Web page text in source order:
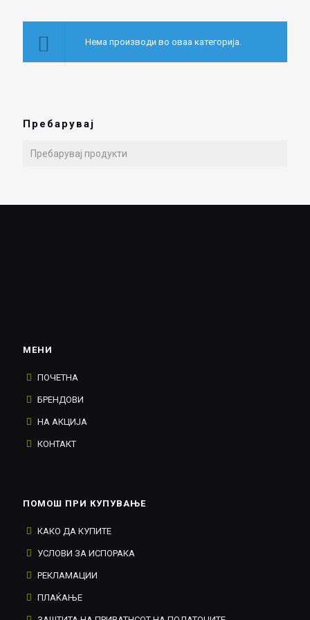
Нема производи во оваа категорија.
Пребарувај
МЕНИ
ПОЧЕТНА
БРЕНДОВИ
НА АКЦИЈА
КОНТАКТ
ПОМОШ ПРИ КУПУВАЊЕ
КАКО ДА КУПИТЕ
УСЛОВИ ЗА ИСПОРАКА
РЕКЛАМАЦИИ
ПЛАЌАЊЕ